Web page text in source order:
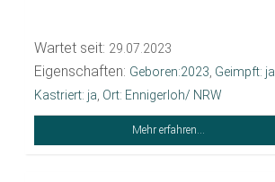
Wartet seit: 29.07.2023
Eigenschaften: Geboren:2023 Geimpft: ja
Kastriert: ja Ort: Ennigerloh/ NRW
Mehr erfahren...